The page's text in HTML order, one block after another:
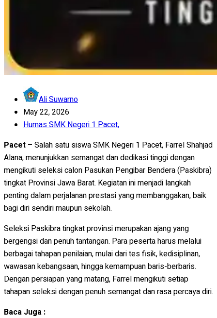
Ali Suwarno
May 22, 2026
Humas SMK Negeri 1 Pacet,
Pacet – Salah satu siswa SMK Negeri 1 Pacet, Farrel Shahjad
Alana, menunjukkan semangat dan dedikasi tinggi dengan
mengikuti seleksi calon Pasukan Pengibar Bendera (Paskibra)
tingkat Provinsi Jawa Barat. Kegiatan ini menjadi langkah
penting dalam perjalanan prestasi yang membanggakan, baik
bagi diri sendiri maupun sekolah.
Seleksi Paskibra tingkat provinsi merupakan ajang yang
bergengsi dan penuh tantangan. Para peserta harus melalui
berbagai tahapan penilaian, mulai dari tes fisik, kedisiplinan,
wawasan kebangsaan, hingga kemampuan baris-berbaris.
Dengan persiapan yang matang, Farrel mengikuti setiap
tahapan seleksi dengan penuh semangat dan rasa percaya diri.
Baca Juga :